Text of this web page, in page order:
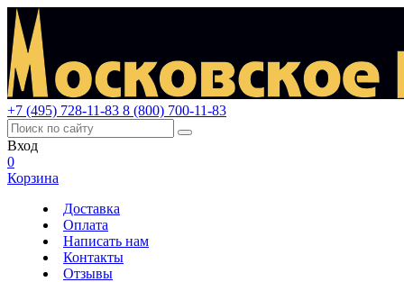
+7 (495) 728-11-83 8 (800) 700-11-83
Вход
0
Корзина
Доставка
Оплата
Написать нам
Контакты
Отзывы